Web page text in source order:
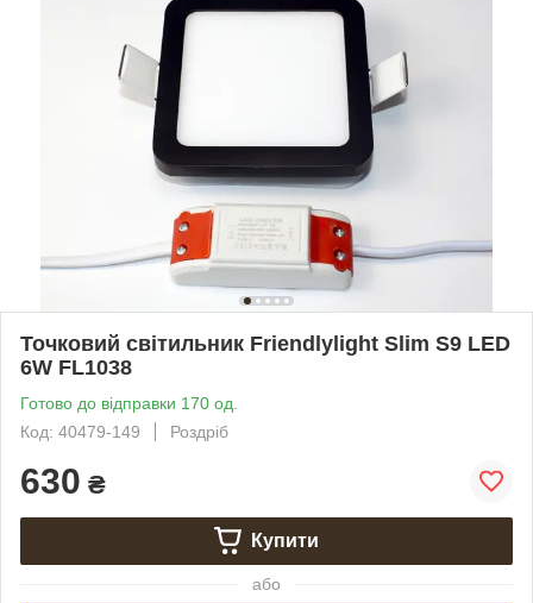
Точковий світильник Friendlylight Slim S9 LED
6W FL1038
Готово до відправки 170 од.
Код: 40479-149
Роздріб
630 ₴
Купити
або